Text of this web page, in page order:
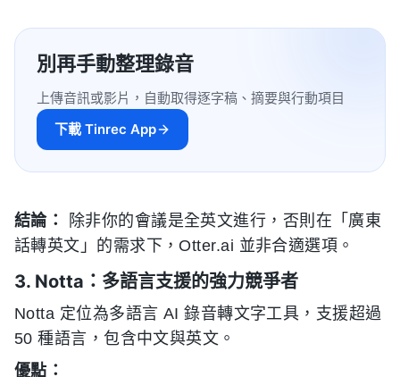
別再手動整理錄音
上傳音訊或影片，自動取得逐字稿、摘要與行動項目
下載 Tinrec App
結論：
除非你的會議是全英文進行，否則在「廣東
話轉英文」的需求下，Otter.ai 並非合適選項。
3. Notta：多語言支援的強力競爭者
Notta 定位為多語言 AI 錄音轉文字工具，支援超過
50 種語言，包含中文與英文。
優點：